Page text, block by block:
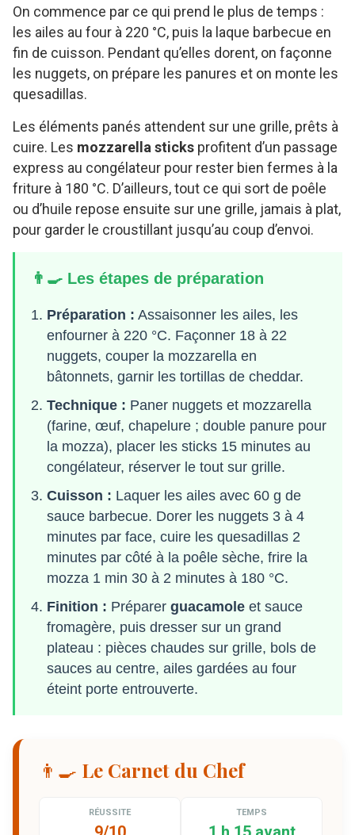
On commence par ce qui prend le plus de temps :
les ailes au four à 220 °C, puis la laque barbecue en
fin de cuisson. Pendant qu’elles dorent, on façonne
les nuggets, on prépare les panures et on monte les
quesadillas.
Les éléments panés attendent sur une grille, prêts à
cuire. Les mozzarella sticks profitent d’un passage
express au congélateur pour rester bien fermes à la
friture à 180 °C. D’ailleurs, tout ce qui sort de poêle
ou d’huile repose ensuite sur une grille, jamais à plat,
pour garder le croustillant jusqu’au coup d’envoi.
👨‍🍳 Les étapes de préparation
Préparation : Assaisonner les ailes, les
enfourner à 220 °C. Façonner 18 à 22
nuggets, couper la mozzarella en
bâtonnets, garnir les tortillas de cheddar.
Technique : Paner nuggets et mozzarella
(farine, œuf, chapelure ; double panure pour
la mozza), placer les sticks 15 minutes au
congélateur, réserver le tout sur grille.
Cuisson : Laquer les ailes avec 60 g de
sauce barbecue. Dorer les nuggets 3 à 4
minutes par face, cuire les quesadillas 2
minutes par côté à la poêle sèche, frire la
mozza 1 min 30 à 2 minutes à 180 °C.
Finition : Préparer guacamole et sauce
fromagère, puis dresser sur un grand
plateau : pièces chaudes sur grille, bols de
sauces au centre, ailes gardées au four
éteint porte entrouverte.
👨‍🍳 Le Carnet du Chef
RÉUSSITE TEMPS